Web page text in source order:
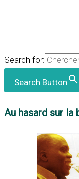
Search for:
Search Button
Au hasard sur la